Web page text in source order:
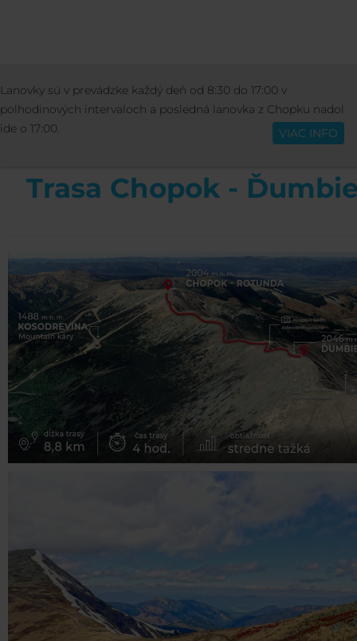
Slovenčina
AKTIVITY ŠPORT
TIPY NA VÝLETY
CHOPOK - ĎUMBIER
Trasa Chopok -
Lanovky sú v prevádzke každý deň od 8:30 do 17:00 v
polhodinových intervaloch a posledná lanovka z Chopku nadol
ide o 17:00.
VIAC INFO